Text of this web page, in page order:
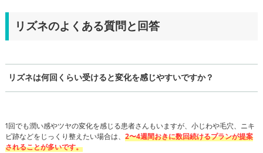
リズネのよくある質問と回答
リズネは何回くらい受けると変化を感じやすいですか？
1回でも潤い感やツヤの変化を感じる患者さんもいますが、小じわや毛穴、ニキ
ビ跡などをじっくり整えたい場合は、 2〜4週間おきに数回続けるプランが提案
されることが多いです。